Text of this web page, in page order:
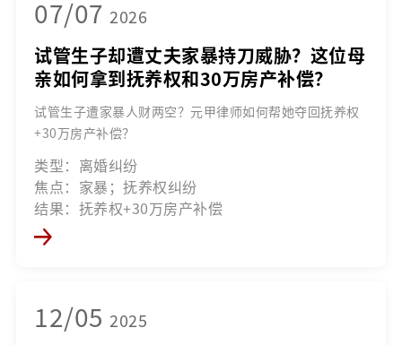
07/07 2026
试管生子却遭丈夫家暴持刀威胁？这位母
亲如何拿到抚养权和30万房产补偿？
试管生子遭家暴人财两空？元甲律师如何帮她夺回抚养权
+30万房产补偿？
类型：离婚纠纷
焦点：家暴；抚养权纠纷
结果：抚养权+30万房产补偿
12/05 2025